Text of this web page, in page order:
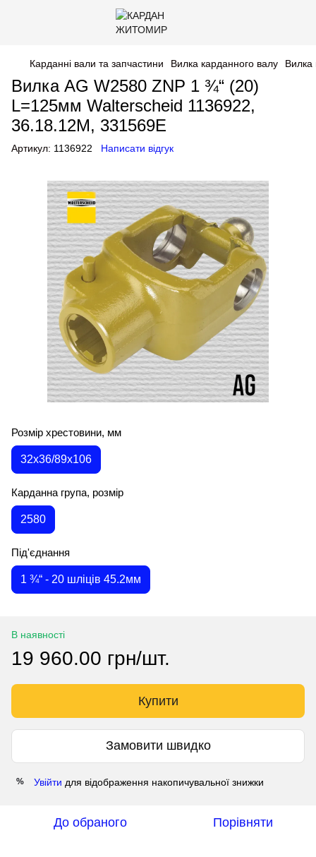
Карданні вали та запчастини Вилка карданного валу Вилка
Вилка AG W2580 ZNP 1 ¾“ (20)
L=125мм Walterscheid 1136922,
36.18.12M, 331569E
Артикул: 1136922 Написати відгук
Розмір хрестовини, мм
32х36/89х106
Карданна група, розмір
2580
Під'єднання
1 ¾“ - 20 шліців 45.2мм
В наявності
19 960.00 грн/шт.
Купити
Замовити швидко
% Увійти для відображення накопичувальної знижки
До обраного Порівняти